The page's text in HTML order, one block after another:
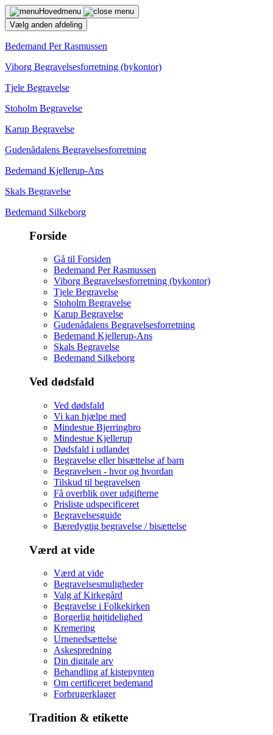
Hovedmenu
Vælg anden afdeling
Bedemand Per Rasmussen
Viborg Begravelsesforretning (bykontor)
Tjele Begravelse
Stoholm Begravelse
Karup Begravelse
Gudenådalens Begravelsesforretning
Bedemand Kjellerup-Ans
Skals Begravelse
Bedemand Silkeborg
Forside
Gå til Forsiden
Bedemand Per Rasmussen
Viborg Begravelsesforretning (bykontor)
Tjele Begravelse
Stoholm Begravelse
Karup Begravelse
Gudenådalens Begravelsesforretning
Bedemand Kjellerup-Ans
Skals Begravelse
Bedemand Silkeborg
Ved dødsfald
Ved dødsfald
Vi kan hjælpe med
Mindestue Bjerringbro
Mindestue Kjellerup
Dødsfald i udlandet
Begravelse eller bisættelse af barn
Begravelsen - hvor og hvordan
Tilskud til begravelsen
Få overblik over udgifterne
Prisliste udspecificeret
Begravelsesguide
Bæredygtig begravelse / bisættelse
Værd at vide
Værd at vide
Begravelsesmuligheder
Valg af Kirkegård
Begravelse i Folkekirken
Borgerlig højtidelighed
Kremering
Urnenedsættelse
Askespredning
Din digitale arv
Behandling af kistepynten
Om certificeret bedemand
Forbrugerklager
Tradition & etikette